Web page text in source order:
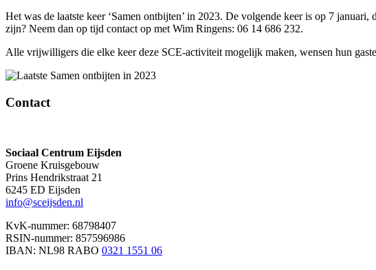
Het was de laatste keer ‘Samen ontbijten’ in 2023. De volgende keer is op 7
zijn? Neem dan op tijd contact op met Wim Ringens: 06 14 686 232.
Alle vrijwilligers die elke keer deze SCE-activiteit mogelijk maken, wensen hun
Contact
Sociaal Centrum Eijsden
Groene Kruisgebouw
Prins Hendrikstraat 21
6245 ED Eijsden
info@sceijsden.nl
KvK-nummer: 68798407
RSIN-nummer: 857596986
IBAN: NL98 RABO 0321 1551 06